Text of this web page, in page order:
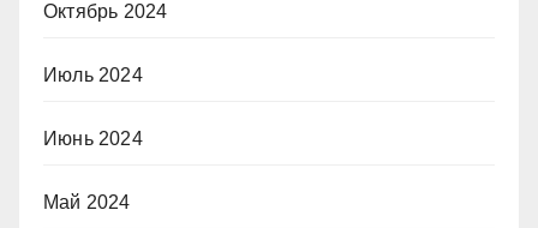
Октябрь 2024
Июль 2024
Июнь 2024
Май 2024